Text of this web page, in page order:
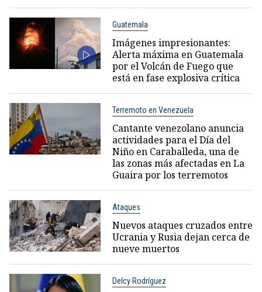
Guatemala
Imágenes impresionantes:
Alerta máxima en Guatemala
por el Volcán de Fuego que
está en fase explosiva crítica
Terremoto en Venezuela
Cantante venezolano anuncia
actividades para el Día del
Niño en Caraballeda, una de
las zonas más afectadas en La
Guaira por los terremotos
Ataques
Nuevos ataques cruzados entre
Ucrania y Rusia dejan cerca de
nueve muertos
Delcy Rodríguez